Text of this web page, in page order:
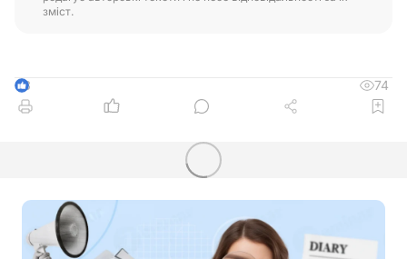
зміст.
3 74